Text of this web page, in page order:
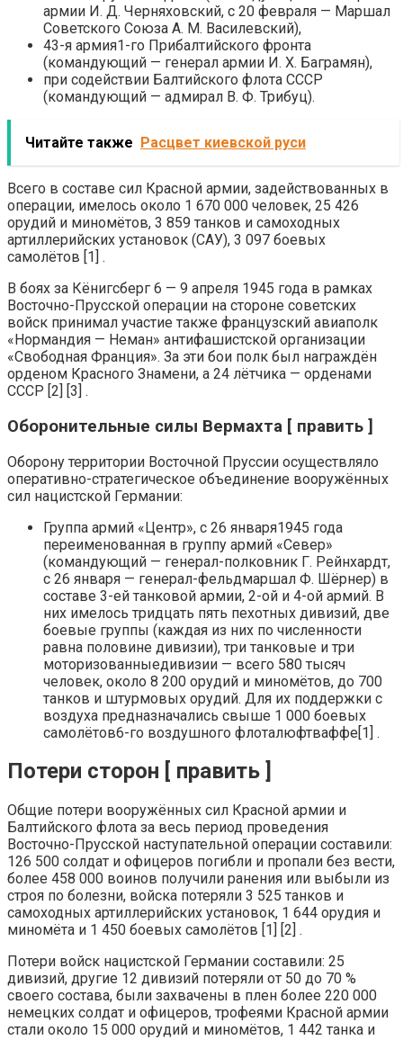
армии И. Д. Черняховский, с 20 февраля — Маршал
Советского Союза А. М. Василевский),
43-я армия1-го Прибалтийского фронта
(командующий — генерал армии И. X. Баграмян),
при содействии Балтийского флота СССР
(командующий — адмирал В. Ф. Трибуц).
Читайте также Расцвет киевской руси
Всего в составе сил Красной армии, задействованных в
операции, имелось около 1 670 000 человек, 25 426
орудий и миномётов, 3 859 танков и самоходных
артиллерийских установок (САУ), 3 097 боевых
самолётов [1] .
В боях за Кёнигсберг 6 — 9 апреля 1945 года в рамках
Восточно-Прусской операции на стороне советских
войск принимал участие также французский авиаполк
«Нормандия — Неман» антифашистской организации
«Свободная Франция». За эти бои полк был награждён
орденом Красного Знамени, а 24 лётчика — орденами
СССР [2] [3] .
Оборонительные силы Вермахта [ править ]
Оборону территории Восточной Пруссии осуществляло
оперативно-стратегическое объединение вооружённых
сил нацистской Германии:
Группа армий «Центр», с 26 января1945 года
переименованная в группу армий «Север»
(командующий — генерал-полковник Г. Рейнхардт,
с 26 января — генерал-фельдмаршал Ф. Шёрнер) в
составе 3-ей танковой армии, 2-ой и 4-ой армий. В
них имелось тридцать пять пехотных дивизий, две
боевые группы (каждая из них по численности
равна половине дивизии), три танковые и три
моторизованныедивизии — всего 580 тысяч
человек, около 8 200 орудий и миномётов, до 700
танков и штурмовых орудий. Для их поддержки с
воздуха предназначались свыше 1 000 боевых
самолётов6-го воздушного флоталюфтваффе[1] .
Потери сторон [ править ]
Общие потери вооружённых сил Красной армии и
Балтийского флота за весь период проведения
Восточно-Прусской наступательной операции составили:
126 500 солдат и офицеров погибли и пропали без вести,
более 458 000 воинов получили ранения или выбыли из
строя по болезни, войска потеряли 3 525 танков и
самоходных артиллерийских установок, 1 644 орудия и
миномёта и 1 450 боевых самолётов [1] [2] .
Потери войск нацистской Германии составили: 25
дивизий, другие 12 дивизий потеряли от 50 до 70 %
своего состава, были захвачены в плен более 220 000
немецких солдат и офицеров, трофеями Красной армии
стали около 15 000 орудий и миномётов, 1 442 танка и